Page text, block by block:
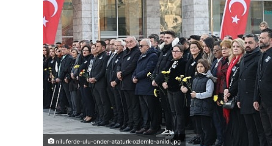
niluferde-ulu-onder-ataturk-ozlemle-anildi.jpg